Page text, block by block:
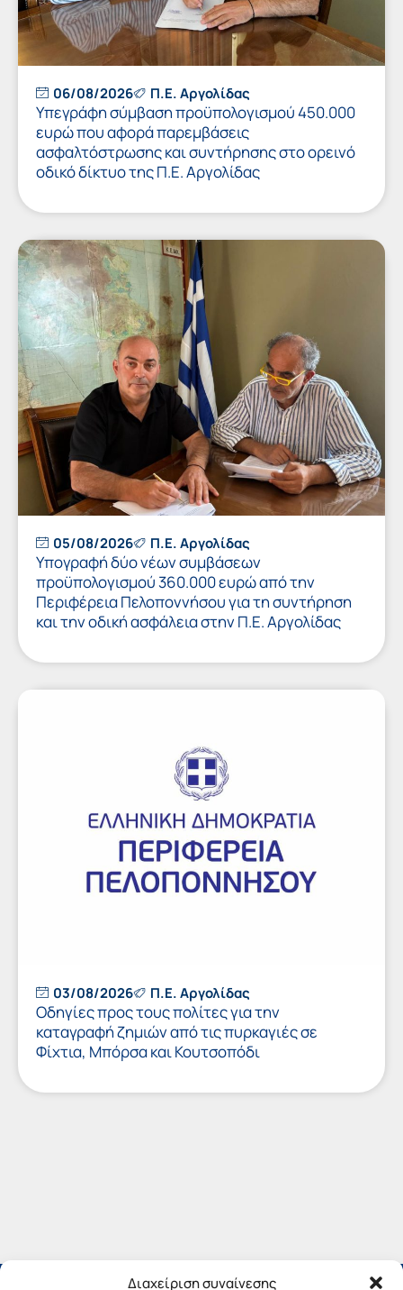
Διαχείριση συναίνεσης
06/08/2026 Π.Ε. Αργολίδας
Υπεγράφη σύμβαση προϋπολογισμού 450.000
ευρώ που αφορά παρεμβάσεις
ασφαλτόστρωσης και συντήρησης στο ορεινό
οδικό δίκτυο της Π.Ε. Αργολίδας
05/08/2026 Π.Ε. Αργολίδας
Υπογραφή δύο νέων συμβάσεων
προϋπολογισμού 360.000 ευρώ από την
Περιφέρεια Πελοποννήσου για τη συντήρηση
και την οδική ασφάλεια στην Π.Ε. Αργολίδας
03/08/2026 Π.Ε. Αργολίδας
Οδηγίες προς τους πολίτες για την
καταγραφή ζημιών από τις πυρκαγιές σε
Φίχτια, Μπόρσα και Κουτσοπόδι